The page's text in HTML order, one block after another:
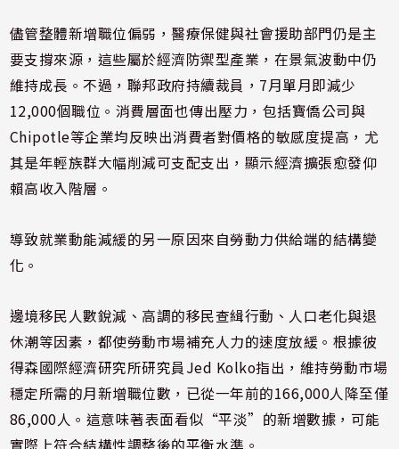
儘管整體新增職位偏弱，醫療保健與社會援助部門仍是主
要支撐來源，這些屬於經濟防禦型產業，在景氣波動中仍
維持成長。不過，聯邦政府持續裁員，7月單月即減少
12,000個職位。消費層面也傳出壓力，包括寶僑公司與
Chipotle等企業均反映出消費者對價格的敏感度提高，尤
其是年輕族群大幅削減可支配支出，顯示經濟擴張愈發仰
賴高收入階層。
導致就業動能減緩的另一原因來自勞動力供給端的結構變
化。
邊境移民人數銳減、高調的移民查緝行動、人口老化與退
休潮等因素，都使勞動市場補充人力的速度放緩。根據彼
得森國際經濟研究所研究員Jed Kolko指出，維持勞動市場
穩定所需的月新增職位數，已從一年前的166,000人降至僅
86,000人。這意味著表面看似“平淡”的新增數據，可能